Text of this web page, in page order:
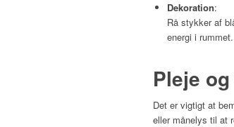
Dekoration:
Rå stykker af
energi i rummet.
Pleje
Det er vigtigt at
eller månelys til at